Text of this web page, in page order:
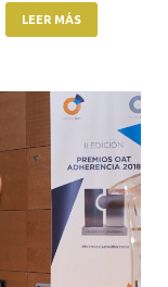
LEER MÁS